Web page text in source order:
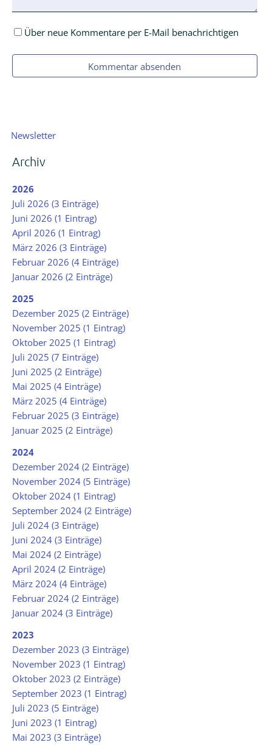
Über neue Kommentare per E-Mail benachrichtigen
Kommentar absenden
Navigation
Newsletter
Archiv
2026
Juli 2026 (3 Einträge)
Juni 2026 (1 Eintrag)
April 2026 (1 Eintrag)
März 2026 (3 Einträge)
Februar 2026 (4 Einträge)
Januar 2026 (2 Einträge)
2025
Dezember 2025 (2 Einträge)
November 2025 (1 Eintrag)
Oktober 2025 (1 Eintrag)
Juli 2025 (7 Einträge)
Juni 2025 (2 Einträge)
Mai 2025 (4 Einträge)
März 2025 (4 Einträge)
Februar 2025 (3 Einträge)
Januar 2025 (2 Einträge)
2024
Dezember 2024 (2 Einträge)
November 2024 (5 Einträge)
Oktober 2024 (1 Eintrag)
September 2024 (2 Einträge)
Juli 2024 (3 Einträge)
Juni 2024 (3 Einträge)
Mai 2024 (2 Einträge)
April 2024 (2 Einträge)
März 2024 (4 Einträge)
Februar 2024 (2 Einträge)
Januar 2024 (3 Einträge)
2023
Dezember 2023 (3 Einträge)
November 2023 (1 Eintrag)
Oktober 2023 (2 Einträge)
September 2023 (1 Eintrag)
Juli 2023 (5 Einträge)
Juni 2023 (1 Eintrag)
Mai 2023 (3 Einträge)